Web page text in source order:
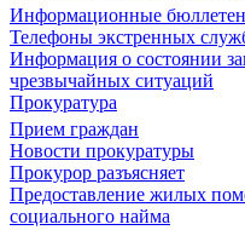
Информационные
Телефоны экстренных
Информация о состоянии
чрезвычайных ситуаций
Прокуратура
Прием граждан
Новости прокуратуры
Прокурор разъясняет
Предоставление жилых
социального найма